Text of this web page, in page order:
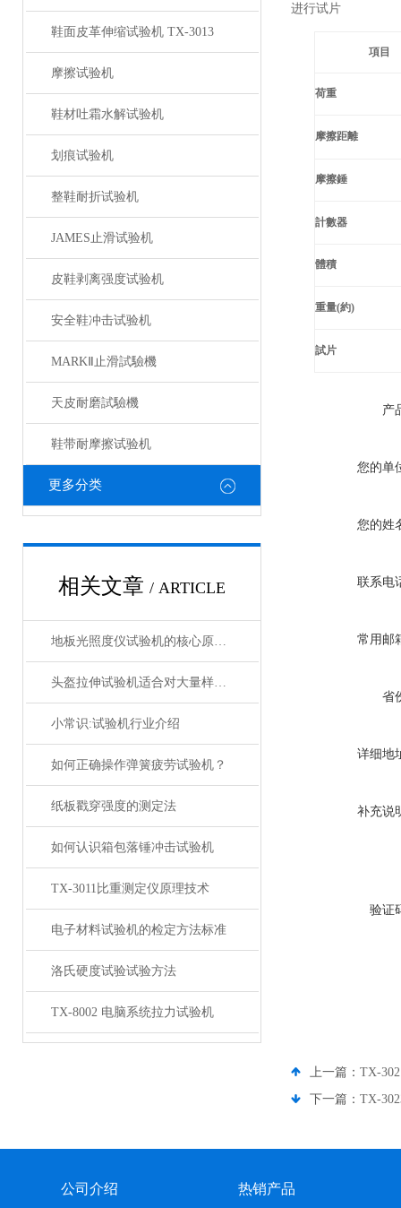
鞋面皮革伸缩试验机 TX-3013
摩擦试验机
鞋材吐霜水解试验机
划痕试验机
整鞋耐折试验机
JAMES止滑试验机
皮鞋剥离强度试验机
安全鞋冲击试验机
MARKⅡ止滑試驗機
天皮耐磨試驗機
鞋带耐摩擦试验机
更多分类
相关文章 / ARTICLE
地板光照度仪试验机的核心原理及设备结构
头盔拉伸试验机适合对大量样品进行快速检测
小常识:试验机行业介绍
如何正确操作弹簧疲劳试验机？
纸板戳穿强度的测定法
如何认识箱包落锤冲击试验机
TX-3011比重测定仪原理技术
电子材料试验机的检定方法标准
洛氏硬度试验试验方法
TX-8002 电脑系统拉力试验机
进行试片
項目
荷重
摩擦距離
摩擦錘
計數器
體積
重量(約)
試片
产
您的单
您的姓
联系电
常用邮
省
详细地
补充说
验证
上一篇： TX-
下一篇： TX-
公司介绍 热销产品